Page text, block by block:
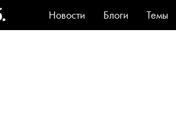
Новости Блоги Темы
Стиль